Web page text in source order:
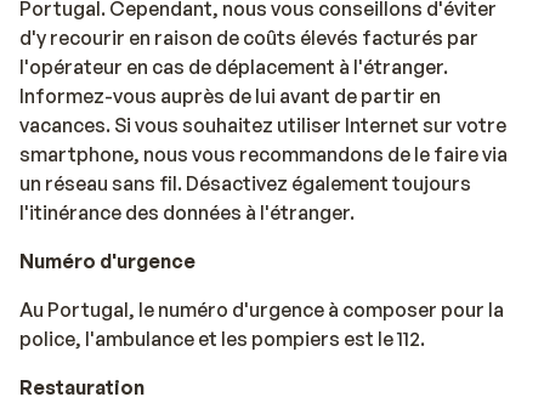
Portugal. Cependant, nous vous conseillons d'éviter
d'y recourir en raison de coûts élevés facturés par
l'opérateur en cas de déplacement à l'étranger.
Informez-vous auprès de lui avant de partir en
vacances. Si vous souhaitez utiliser Internet sur votre
smartphone, nous vous recommandons de le faire via
un réseau sans fil. Désactivez également toujours
l'itinérance des données à l'étranger.
Numéro d'urgence
Au Portugal, le numéro d'urgence à composer pour la
police, l'ambulance et les pompiers est le 112.
Restauration